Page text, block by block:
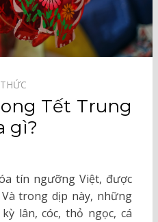
Tết Trung
gì?
tín ngưỡng Việt, được
trong dịp này, những
lân, cóc, thỏ ngọc, cá